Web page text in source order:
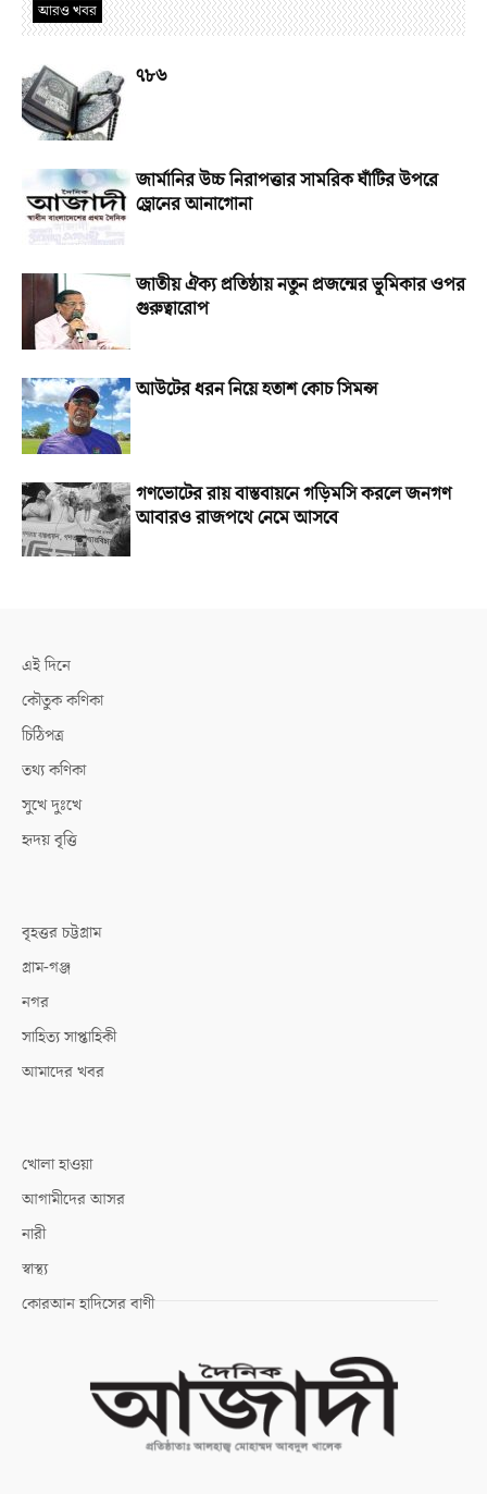
আরও খবর
৭৮৬
জার্মানির উচ্চ নিরাপত্তার সামরিক ঘাঁটির উপরে
ড্রোনের আনাগোনা
জাতীয় ঐক্য প্রতিষ্ঠায় নতুন প্রজন্মের ভূমিকার ওপর
গুরুত্বারোপ
আউটের ধরন নিয়ে হতাশ কোচ সিমন্স
গণভোটের রায় বাস্তবায়নে গড়িমসি করলে জনগণ
আবারও রাজপথে নেমে আসবে
এই দিনে
কৌতুক কণিকা
চিঠিপত্র
তথ্য কণিকা
সুখে দুঃখে
হৃদয় বৃত্তি
বৃহত্তর চট্টগ্রাম
গ্রাম-গঞ্জ
নগর
সাহিত্য সাপ্তাহিকী
আমাদের খবর
খোলা হাওয়া
আগামীদের আসর
নারী
স্বাস্থ্য
কোরআন হাদিসের বাণী